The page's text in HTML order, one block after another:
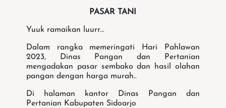
PASAR TANI
Yuuk ramaikan luurr...
Dalam rangka memeringati Hari Pahlawan
2023, Dinas Pangan dan Pertanian
mengadakan pasar sembako dan hasil olahan
pangan dengan harga murah..
Di halaman kantor Dinas Pangan dan
Pertanian Kabupaten Sidoarjo